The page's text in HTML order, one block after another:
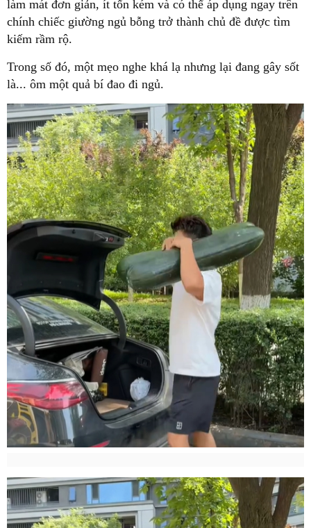
làm mát đơn giản, ít tốn kém và có thể áp dụng ngay trên
chính chiếc giường ngủ bỗng trở thành chủ đề được tìm
kiếm rầm rộ.
Trong số đó, một mẹo nghe khá lạ nhưng lại đang gây sốt
là... ôm một quả bí đao đi ngủ.